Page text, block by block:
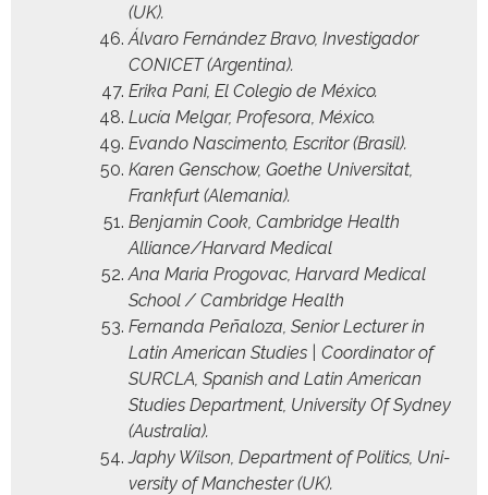
(UK).
Álvaro Fer­nán­dez Bra­vo, Inves­ti­gador
CONICET (Argenti­na).
Eri­ka Pani, El Cole­gio de México.
Lucía Mel­gar, Pro­fe­so­ra, México.
Evan­do Nasci­men­to, Escritor (Brasil).
Karen Gen­schow, Goethe Uni­ver­si­tat,
Frank­furt (Ale­ma­nia).
Ben­jamin Cook, Cam­bridge Health
Alliance/Harvard Medical
Ana Maria Pro­go­v­ac, Har­vard Med­ical
School / Cam­bridge Health
Fer­nan­da Peñaloza, Senior Lec­tur­er in
Latin Amer­i­can Stud­ies | Coor­di­na­tor of
SURCLA, Span­ish and Latin Amer­i­can
Stud­ies Depart­ment, Uni­ver­si­ty Of Syd­ney
(Aus­tralia).
Japhy Wil­son, Depart­ment of Pol­i­tics, Uni­
ver­si­ty of Man­ches­ter (UK).